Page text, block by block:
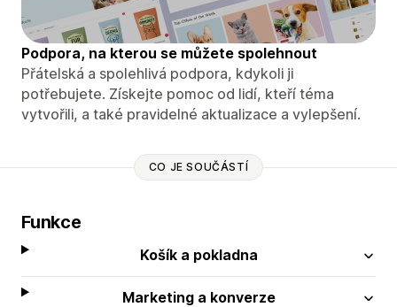
Podpora, na kterou se můžete spolehnout
Přátelská a spolehlivá podpora, kdykoli ji
potřebujete. Získejte pomoc od lidí, kteří téma
vytvořili, a také pravidelné aktualizace a vylepšení.
CO JE SOUČÁSTÍ
Funkce
Košík a pokladna
Marketing a konverze